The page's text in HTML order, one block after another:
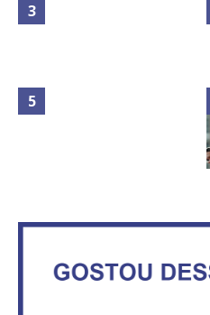
Circulação de ar no túnel será